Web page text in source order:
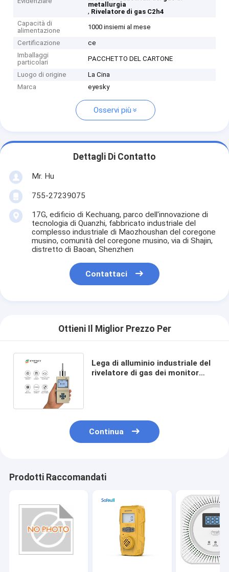
metallurgia
, Rivelatore di gas C2h4
Capacità di
alimentazione
1000 insiemi al mese
Certificazione
ce
Imballaggi
particolari
PACCHETTO DEL CARTONE
Luogo di origine
La Cina
Marca
eyesky
Osservi più
Dettagli Di Contatto
Mr. Hu
755-27239075
17G, edificio di Kechuang, parco dell'innovazione di
tecnologia di Quanzhi, fabbricato industriale del
complesso industriale di Maozhoushan del coregone
musino, comunità del coregone musino, via di Shajin,
distretto di Baoan, Shenzhen
Contattaci
Ottieni Il Miglior Prezzo Per
Lega di alluminio industriale del
rivelatore di gas dei monitor
Continua
Prodotti Raccomandati